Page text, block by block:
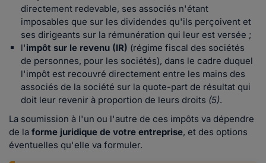
directement redevable, ses associés n'étant
imposables que sur les dividendes qu'ils perçoivent et
ses dirigeants sur la rémunération qui leur est versée ;
l'impôt sur le revenu (IR) (régime fiscal des sociétés
de personnes, pour les sociétés), dans le cadre duquel
l'impôt est recouvré directement entre les mains des
associés de la société sur la quote-part de résultat qui
doit leur revenir à proportion de leurs droits (5).
La soumission à l'un ou l'autre de ces impôts va dépendre
de la forme juridique de votre entreprise, et des options
éventuelles qu'elle va formuler.